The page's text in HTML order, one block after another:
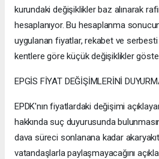
kurundaki değişiklikler baz alınarak
hesaplanıyor. Bu hesaplanma
uygulanan fiyatlar, rekabet ve
kentlere göre küçük değişiklikler
EPGİS FİYAT DEĞİŞİMLERİNİ
EPDK'nın fiyatlardaki değişimi
hakkında suç duyurusunda
dava süreci sonlanana kadar
vatandaşlarla paylaşmayacağını